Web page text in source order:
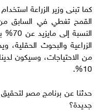
كما تبنى وزير الزراعة
من الاحتياجات، وسيكون
10%.
حدثنا عن برنامج مصر
جديدة؟